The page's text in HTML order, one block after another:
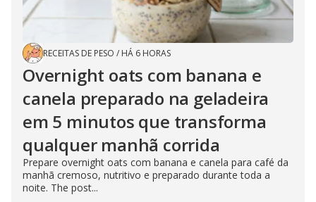
RECEITAS DE PESO / HÁ 6 HORAS
Overnight oats com banana e
canela preparado na geladeira
em 5 minutos que transforma
qualquer manhã corrida
Prepare overnight oats com banana e canela para café da
manhã cremoso, nutritivo e preparado durante toda a
noite. The post...